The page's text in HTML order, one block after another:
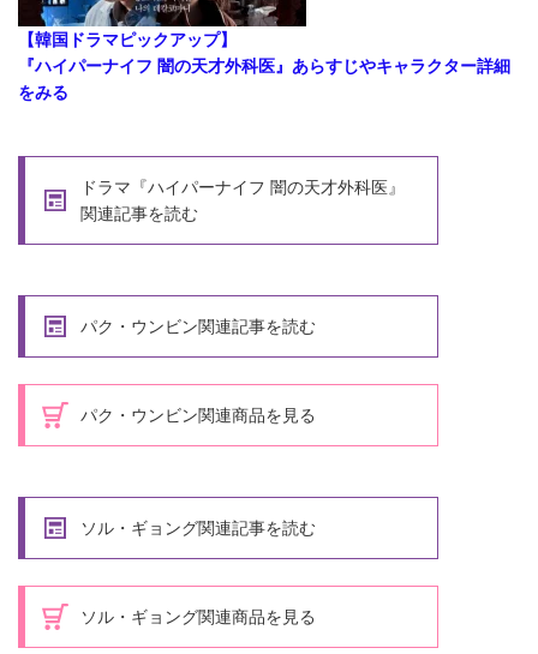
【韓国ドラマピックアップ】
『ハイパーナイフ 闇の天才外科医』あらすじやキャラクター詳細
をみる
ドラマ『ハイパーナイフ 闇の天才外科医』
関連記事を読む
パク・ウンビン関連記事を読む
パク・ウンビン関連商品を見る
ソル・ギョング関連記事を読む
ソル・ギョング関連商品を見る